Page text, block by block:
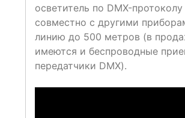
осветитель по DMX-протоколу
совместно с другими
линию до 500 метров (в
имеются и беспроводные
передатчики DMX).